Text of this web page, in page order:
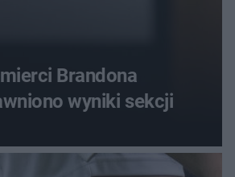
Brandona
wyniki sekcji